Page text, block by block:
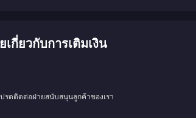
กี่ยวกับการเติมเงิน
รดติดต่อฝ่ายสนับสนุนลูกค้าของเรา